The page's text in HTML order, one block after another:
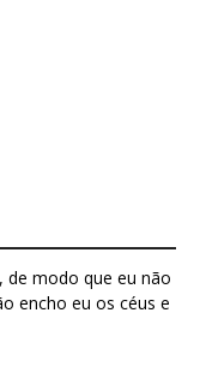
de modo que eu não
encho eu os céus e